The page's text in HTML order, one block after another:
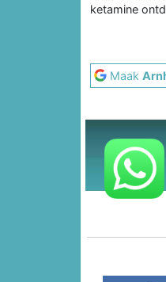
ketamine
Maak